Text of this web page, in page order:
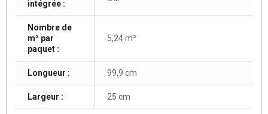
intégrée :
Nombre de
m² par
paquet :
5,24 m²
Longueur : 99,9 cm
Largeur : 25 cm